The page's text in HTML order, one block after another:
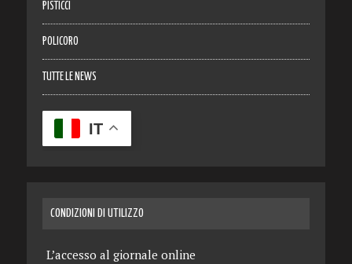
PISTICCI
POLICORO
TUTTE LE NEWS
IT
CONDIZIONI DI UTILIZZO
L’accesso al giornale online